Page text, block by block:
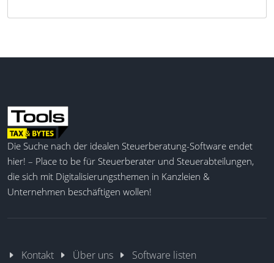
Die Suche nach der idealen Steuerberatung-Software endet
hier! – Place to be für Steuerberater und Steuerabteilungen,
die sich mit Digitalisierungsthemen in Kanzleien &
Unternehmen beschäftigen wollen!
Kontakt Über uns Software listen